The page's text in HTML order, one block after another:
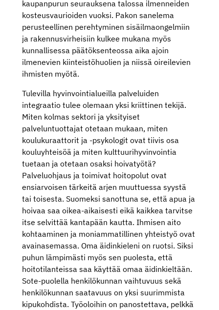
kaupanpurun seurauksena talossa ilmenneiden
kosteusvaurioiden vuoksi. Pakon sanelema
perusteellinen perehtyminen sisäilmaongelmiin
ja rakennusvirheisiin kulkee mukana myös
kunnallisessa päätöksenteossa aika ajoin
ilmenevien kiinteistöhuolien ja niissä oireilevien
ihmisten myötä.
Tulevilla hyvinvointialueilla palveluiden
integraatio tulee olemaan yksi kriittinen tekijä.
Miten kolmas sektori ja yksityiset
palveluntuottajat otetaan mukaan, miten
koulukuraattorit ja -psykologit ovat tiivis osa
kouluyhteisöä ja miten kulttuurihyvinvointia
tuetaan ja otetaan osaksi hoivatyötä?
Palveluohjaus ja toimivat hoitopolut ovat
ensiarvoisen tärkeitä arjen muuttuessa syystä
tai toisesta. Suomeksi sanottuna se, että apua ja
hoivaa saa oikea-aikaisesti eikä kaikkea tarvitse
itse selvittää kantapään kautta. Ihmisen aito
kohtaaminen ja moniammatillinen yhteistyö ovat
avainasemassa. Oma äidinkieleni on ruotsi. Siksi
puhun lämpimästi myös sen puolesta, että
hoitotilanteissa saa käyttää omaa äidinkieltään.
Sote-puolella henkilökunnan vaihtuvuus sekä
henkilökunnan saatavuus on yksi suurimmista
kipukohdista. Työoloihin on panostettava, pelkkä